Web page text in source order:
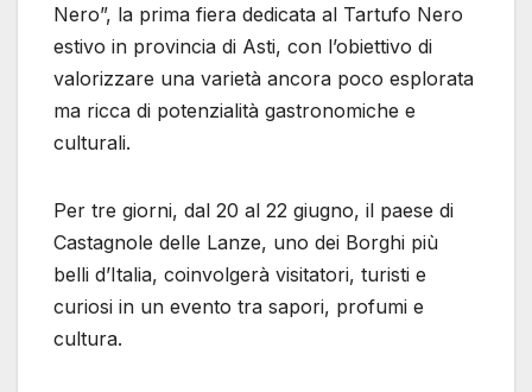
Nero”, la prima fiera dedicata al Tartufo Nero
estivo in provincia di Asti, con l’obiettivo di
valorizzare una varietà ancora poco esplorata
ma ricca di potenzialità gastronomiche e
culturali.
Per tre giorni, dal 20 al 22 giugno, il paese di
Castagnole delle Lanze, uno dei Borghi più
belli d’Italia, coinvolgerà visitatori, turisti e
curiosi in un evento tra sapori, profumi e
cultura.